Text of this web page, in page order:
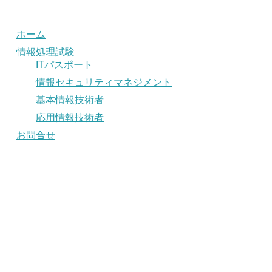
ホーム
情報処理試験
ITパスポート
情報セキュリティマネジメント
基本情報技術者
応用情報技術者
お問合せ